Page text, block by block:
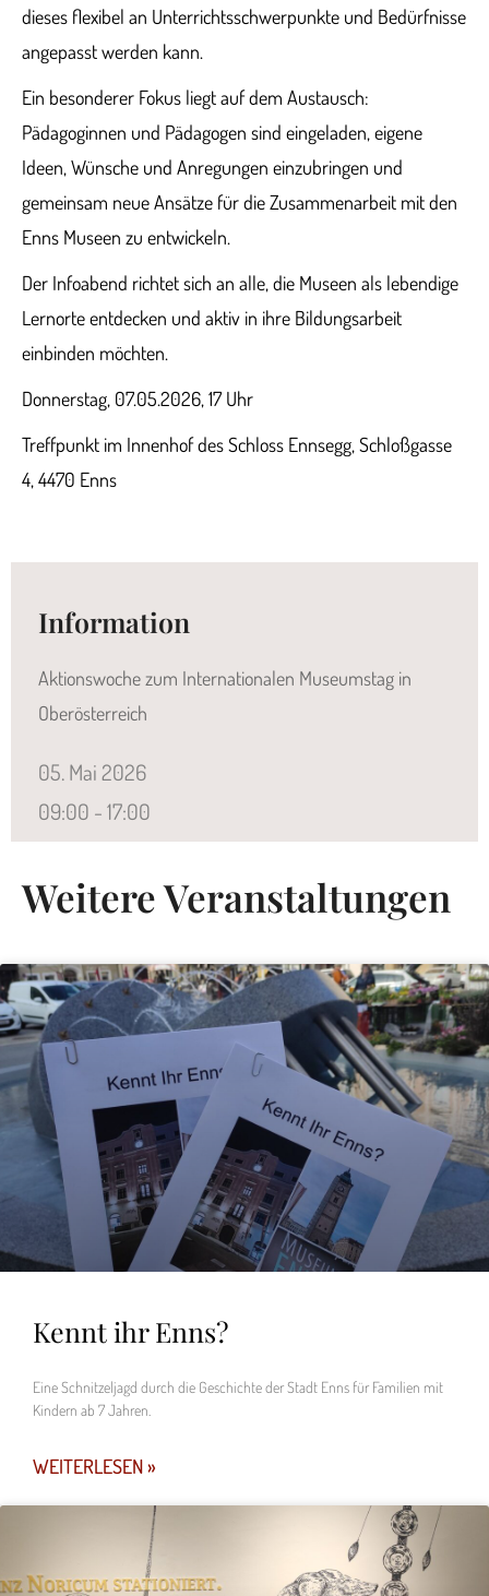
dieses flexibel an Unterrichtsschwerpunkte und Bedürfnisse
angepasst werden kann.
Ein besonderer Fokus liegt auf dem Austausch:
Pädagoginnen und Pädagogen sind eingeladen, eigene
Ideen, Wünsche und Anregungen einzubringen und
gemeinsam neue Ansätze für die Zusammenarbeit mit den
Enns Museen zu entwickeln.
Der Infoabend richtet sich an alle, die Museen als lebendige
Lernorte entdecken und aktiv in ihre Bildungsarbeit
einbinden möchten.
Donnerstag, 07.05.2026, 17 Uhr
Treffpunkt im Innenhof des Schloss Ennsegg, Schloßgasse
4, 4470 Enns
Information
Aktionswoche zum Internationalen Museumstag in
Oberösterreich
05.Mai2026
09:00 - 17:00
Weitere Veranstaltungen
Kennt ihr Enns?
Eine Schnitzeljagd durch die Geschichte der Stadt Enns für Familien mit
Kindern ab 7 Jahren.
WEITERLESEN »